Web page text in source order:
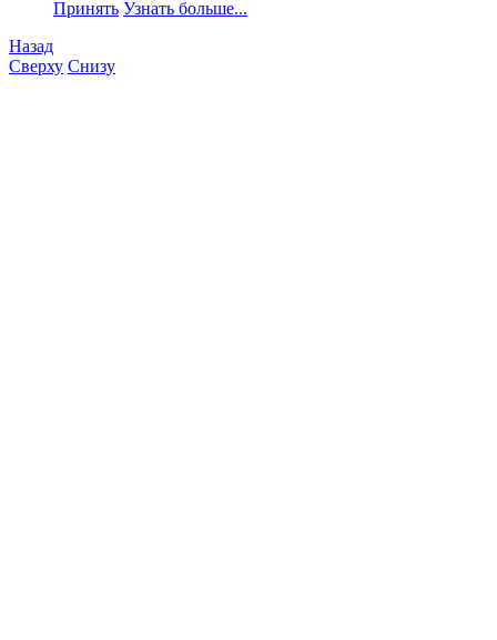
Принять Узнать больше...
Назад
Сверху Снизу